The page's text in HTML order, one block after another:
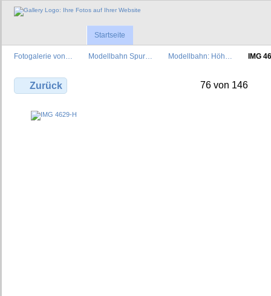
Startseite
Fotogalerie von… Modellbahn Spur… Modellbahn: Höh… IMG
Zurück 76 von 146